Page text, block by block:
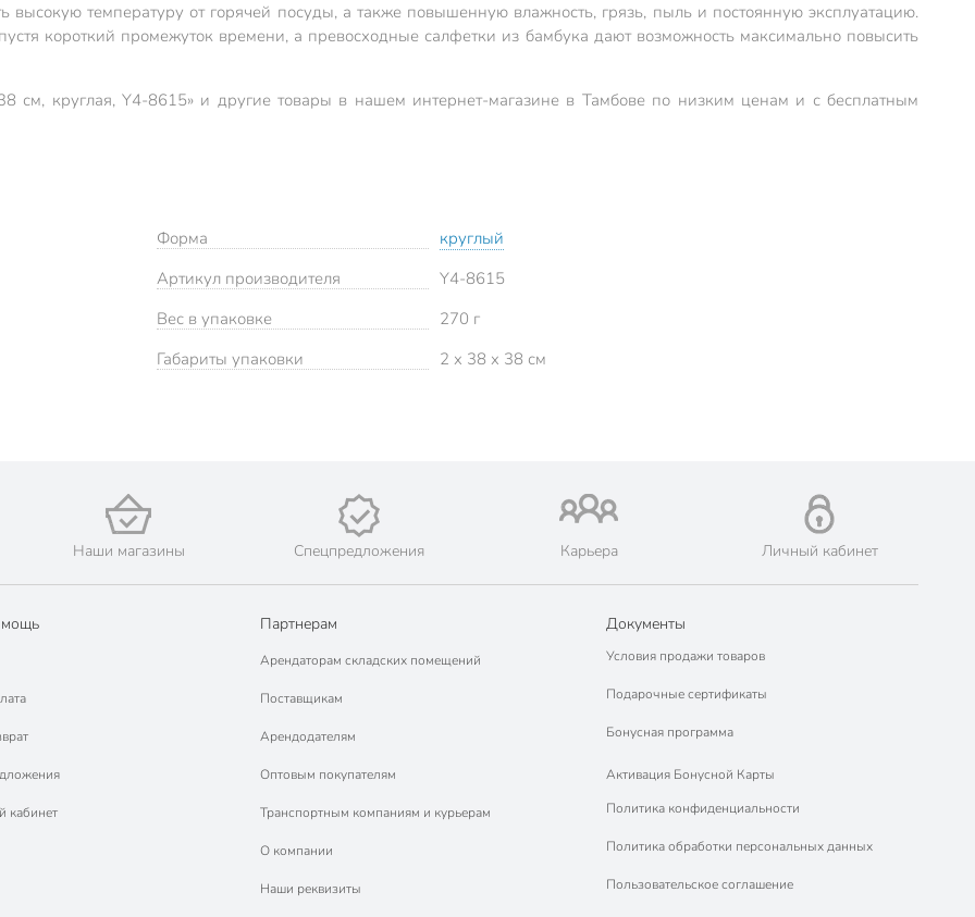
температуру от горячей посуды, а также повышенную влажность, грязь, пыль и постоянную эксплуатацию.
короткий промежуток времени, а превосходные салфетки из бамбука дают возможность максимально повысить
см, круглая, Y4-8615» и другие товары в нашем интернет-магазине в Тамбове по низким ценам и с бесплатным
Форма
круглый
Артикул производителя
Y4-8615
Вес в упаковке
270 г
Габариты упаковки
2 x 38 x 38 см
Наши магазины Спецпредложения Карьера Личный кабинет
кабинет
Партнерам
Арендаторам складских помещений
Поставщикам
Арендодателям
Оптовым покупателям
Транспортным компаниям и курьерам
О компании
Наши реквизиты
Документы
Условия продажи товаров
Подарочные сертификаты
Бонусная программа
Активация Бонусной Карты
Политика конфиденциальности
Политика обработки персональных данных
Пользовательское соглашение